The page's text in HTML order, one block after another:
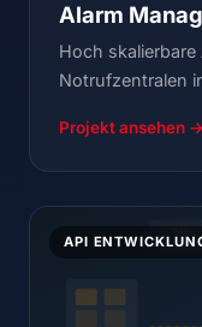
Alarm
Hoch
Notrufzentralen
Projekt ansehen →
API